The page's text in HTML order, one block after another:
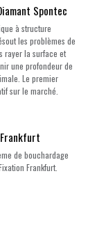
Spontec
à structure
les problèmes de
rayer la surface et
une profondeur de
Le premier
sur le marché.
de bouchardage
Frankfurt.